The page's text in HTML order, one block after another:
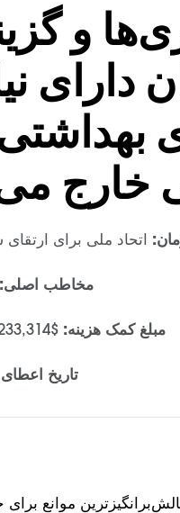
و
دارای
خارج
اتحاد ملی برای
مخاطب اصلی:
مبلغ کمک هزینه: $233,314 به مدت 24 ماه
تاریخ
موانع